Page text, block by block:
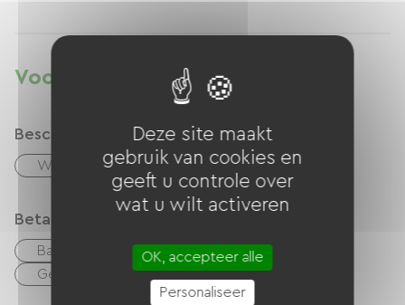
Voorzieningen
Beschrijving
Woonkamer / Lounge
Betaalmethoden
Bankkaart overdracht
checks
Geld
Deze site maakt
gebruik van cookies en
geeft u controle over
wat u wilt activeren
OK, accepteer alle
Personaliseer